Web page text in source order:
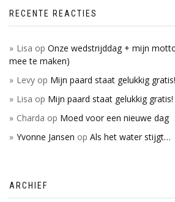
RECENTE REACTIES
Lisa op Onze wedstrijddag + mijn
mee te maken)
Levy op Mijn paard staat gelukkig gratis!
Lisa op Mijn paard staat gelukkig gratis!
Charda op Moed voor een nieuwe dag
Yvonne Jansen op Als het water stijgt…
ARCHIEF